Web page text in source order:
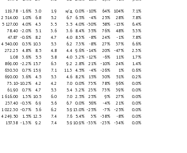
119.78 -1.6% 3.0 1.9 н/д 0.0% -10% 64% 104%
7.1%
2 514.00 1.0% 6.8 5.2 6.7 6.5% -4% 25% 28%
7.8%
5 127.00 4.0% 4.3 3.5 3.5 4.0% -30% 58% -13%
6.4%
78.40 -2.0% 5.1 3.6 3.6 8.4% 35% 76% 48%
5.3%
47.87 -0.6% 8.2 4.7 4.0 8.3% -8% 24% -1%
7.8%
4 540.00 0.3% 10.3 5.3 6.2 7.3% -8% 27% 37%
6.6%
272.25 4.8% 8.5 4.8 4.4 9.6% -14% 20% -47%
2.3%
1.08 3.6% 5.5 5.8 4.0 3.2% -12% -6% 11%
1.7%
869.00 -2.2% 15.7 6.3 9.2 2.8% 21% -10% 24%
1.4%
630.30 0.7% 15.9 7.1 11.3 4.5% -4% -26% 1%
0.6%
690.00 3.6% 4.5 5.3 4.6 8.2% 15% 30% 51%
0.2%
73.10-10.2% 4.2 4.2 7.0 0.0% 73% 78% 96%
0.0%
61.90 0.7% 4.7 5.3 5.4 3.2% 23% 73% 39%
0.0%
1 616.00 1.3% 10.5 6.0 7.0 2.5% 25% 9% 27%
0.0%
237.40 -0.3% 6.9 5.6 6.7 0.0% 56% -4% 21%
0.0%
1 022.30 -0.7% 5.6 6.2 5.9 13.0% -25% -7% -25%
0.0%
4 249.50 1.5% 12.5 7.4 7.6 5.4% 3% -38% -8%
0.0%
157.38 -1.3% 9.2 7.4 5.9 10.9% -33% -23% -34% 0.0%